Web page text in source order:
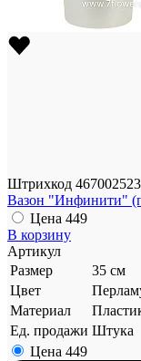
Штрихкод
Вазон "Инфинити"
Цена 449
В корзину
Артикул
Размер
35 см
Цвет
Материал
Ед. продажи Штука
Цена 449